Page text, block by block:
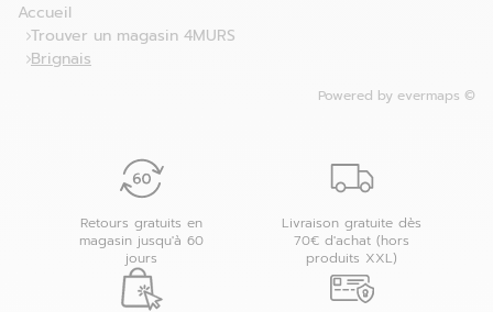
Accueil
Trouver un magasin 4MURS
Brignais
Powered by evermaps ©
Retours gratuits en
magasin jusqu'à 60
jours
Livraison gratuite dès
70€ d'achat (hors
produits XXL)